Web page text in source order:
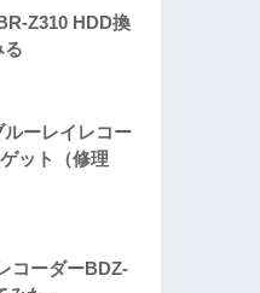
Z310 HDD換
る
ーレイレコー
ット（修理
コーダーBDZ-